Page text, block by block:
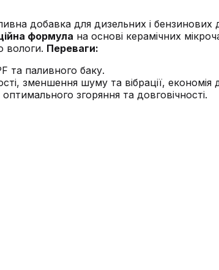
добавка для дизельних і
формула на основі керамічних
вологи. Переваги:
та паливного баку.
зменшення шуму та вібрації, економія
згоряння та довговічності.